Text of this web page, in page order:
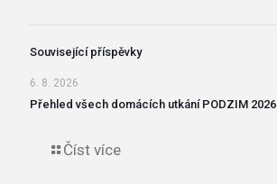
Související příspěvky
6. 8. 2026
Přehled všech domácích utkání PODZIM 2026
Číst více